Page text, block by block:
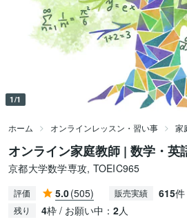
1/1
ホーム オンラインレッスン・習い事 家
オンライン家庭教師 | 数学・英
京都大学数学専攻, TOEIC965
評価 5.0(505) 販売実績 615件
残り 4枠 / お願い中： 2人